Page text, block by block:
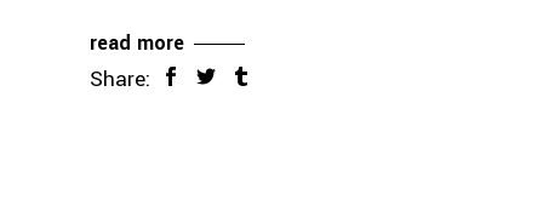
read more
Share: